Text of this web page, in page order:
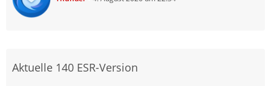
Aktuelle 140 ESR-Version